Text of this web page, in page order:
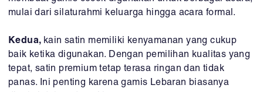
mulai dari silaturahmi keluarga hingga acara formal.
Kedua, kain satin memiliki kenyamanan yang cukup
baik ketika digunakan. Dengan pemilihan kualitas yang
tepat, satin premium tetap terasa ringan dan tidak
panas. Ini penting karena gamis Lebaran biasanya